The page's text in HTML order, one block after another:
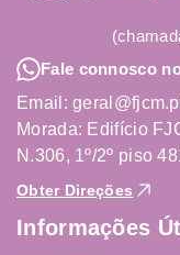
Fale connosco
Email:
Morada: Edifício
N.306, 1º/2º piso
Obter Direções
Informações